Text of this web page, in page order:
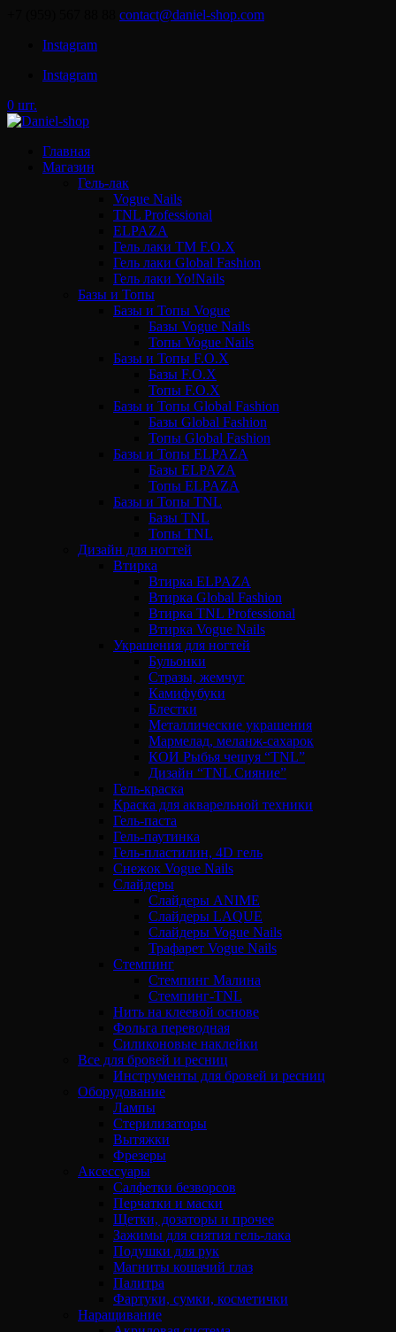
contact@daniel-shop.com
Instagram
Instagram
0 шт.
Главная
Магазин
Гель-лак
Vogue Nails
TNL Professional
ELPAZA
Гель лаки ТМ F.O.X
Гель лаки Global Fashion
Гель лаки Yo!Nails
Базы и Топы
Базы и Топы Vogue
Базы Vogue Nails
Топы Vogue Nails
Базы и Топы F.O.X
Базы F.O.X
Топы F.O.X
Базы и Топы Global Fashion
Базы Global Fashion
Топы Global Fashion
Базы и Топы ELPAZA
Базы ELPAZA
Топы ELPAZA
Базы и Топы TNL
Базы TNL
Топы TNL
Дизайн для ногтей
Втирка
Втирка ELPAZA
Втирка Global Fashion
Втирка TNL Professional
Втирка Vogue Nails
Украшения для ногтей
Бульонки
Стразы, жемчуг
Камифубуки
Блестки
Металлические украшения
Мармелад, меланж-сахарок
КОИ Рыбья чешуя “TNL”
Дизайн “TNL Сияние”
Гель-краска
Краска для акварельной техники
Гель-паста
Гель-паутинка
Гель-пластилин, 4D гель
Снежок Vogue Nails
Слайдеры
Слайдеры ANIME
Слайдеры LAQUE
Слайдеры Vogue Nails
Трафарет Vogue Nails
Стемпинг
Стемпинг Малина
Стемпинг-TNL
Нить на клеевой основе
Фольга переводная
Силиконовые наклейки
Все для бровей и ресниц
Инструменты для бровей и ресниц
Оборудование
Лампы
Стерилизаторы
Вытяжки
Фрезеры
Аксессуары
Салфетки безворсов
Перчатки и маски
Щетки, дозаторы и прочее
Зажимы для снятия гель-лака
Подушки для рук
Магниты кошачий глаз
Палитра
Фартуки, сумки, косметички
Наращивание